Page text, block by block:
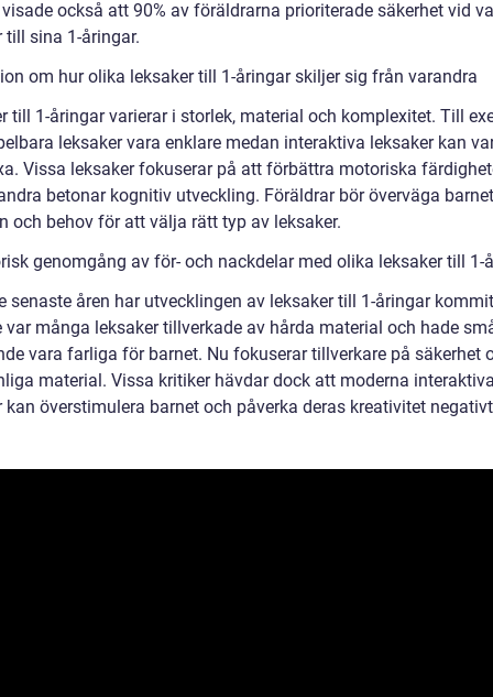
också att 90% av föräldrarna prioriterade säkerhet vid
till sina 1-åringar.
om hur olika leksaker till 1-åringar skiljer sig från varandra
till 1-åringar varierar i storlek, material och komplexitet. Till
leksaker vara enklare medan interaktiva leksaker kan
Vissa leksaker fokuserar på att förbättra motoriska
betonar kognitiv utveckling. Föräldrar bör överväga
och behov för att välja rätt typ av leksaker.
genomgång av för- och nackdelar med olika leksaker till 1-
senaste åren har utvecklingen av leksaker till 1-åringar
var många leksaker tillverkade av hårda material och hade
vara farliga för barnet. Nu fokuserar tillverkare på säkerhet
material. Vissa kritiker hävdar dock att moderna
kan överstimulera barnet och påverka deras kreativitet